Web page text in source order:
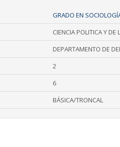
GRADO EN
CIENCIA POLITICA Y
DEPARTAMENTO DE
2
6
BÁSICA/TRONCAL